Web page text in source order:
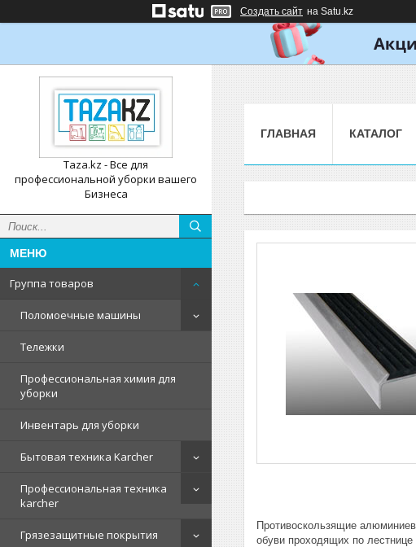
Создать сайт на Satu.kz
Taza.kz - Все для
профессиональной уборки вашего
Бизнеса
Группа товаров
Поломоечные машины
Тележки
Профессиональная химия для
уборки
Инвентарь для уборки
Бытовая техника Karcher
Профессиональная техника
karcher
Грязезащитные покрытия
ГЛАВНАЯ КАТАЛОГ
Противоскользящие
обуви проходящих по